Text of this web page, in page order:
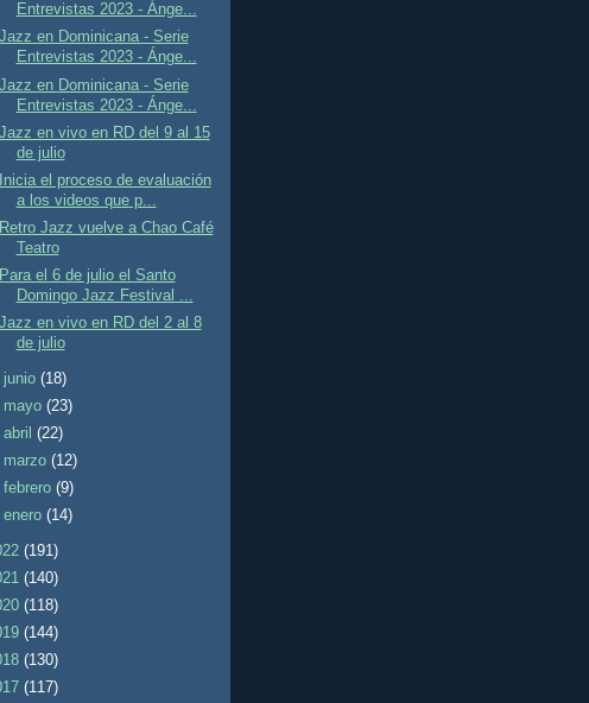
Entrevistas 2023 - Ánge...
Jazz en Dominicana - Serie
Entrevistas 2023 - Ánge...
Jazz en Dominicana - Serie
Entrevistas 2023 - Ánge...
Jazz en vivo en RD del 9 al 15
de julio
Inicia el proceso de evaluación
a los videos que p...
Retro Jazz vuelve a Chao Café
Teatro
Para el 6 de julio el Santo
Domingo Jazz Festival ...
Jazz en vivo en RD del 2 al 8
de julio
junio(18)
mayo(23)
abril(22)
marzo(12)
febrero(9)
enero(14)
(191)
(140)
(118)
(144)
(130)
(117)